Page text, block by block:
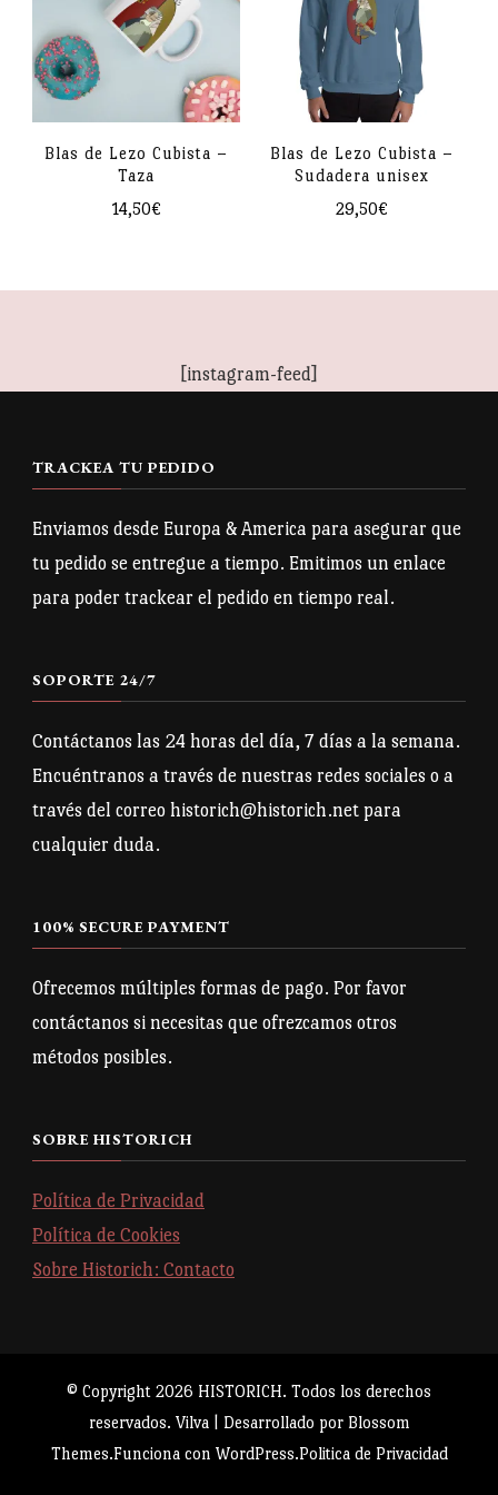
Las
opciones
pueden
elegir
de
variantes.
Las
opciones
pueden
elegir
en
Blas de Lezo Cubista –
Taza
14,50€
Blas de Lezo Cubista –
Sudadera unisex
29,50€
se
pueden
elegir
en
producto
[instagram-feed]
TRACKEA TU PEDIDO
Enviamos desde Europa & America para asegurar que
tu pedido se entregue a tiempo. Emitimos un enlace
para poder trackear el pedido en tiempo real.
SOPORTE 24/7
Contáctanos las 24 horas del día, 7 días a la semana.
Encuéntranos a través de nuestras redes sociales o a
través del correo historich@historich.net para
cualquier duda.
100% SECURE PAYMENT
Ofrecemos múltiples formas de pago. Por favor
contáctanos si necesitas que ofrezcamos otros
métodos posibles.
SOBRE HISTORICH
Política de Privacidad
Política de Cookies
Sobre Historich: Contacto
© Copyright 2026 HISTORICH. Todos los derechos
reservados. Vilva | Desarrollado por Blossom
Themes.Funciona con WordPress.Politica de Privacidad